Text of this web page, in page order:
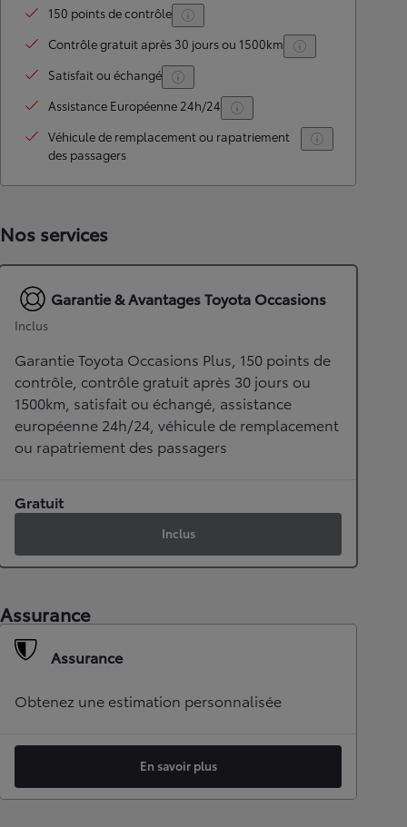
150 points de contrôle
Contrôle gratuit après 30 jours ou 1500km
Satisfait ou échangé
Assistance Européenne 24h/24
Véhicule de remplacement ou rapatriement
des passagers
Nos services
Garantie & Avantages Toyota Occasions
Inclus
Garantie Toyota Occasions Plus, 150 points de
contrôle, contrôle gratuit après 30 jours ou
1500km, satisfait ou échangé, assistance
européenne 24h/24, véhicule de remplacement
ou rapatriement des passagers
Gratuit
Inclus
Assurance
Assurance
Obtenez une estimation personnalisée
En savoir plus